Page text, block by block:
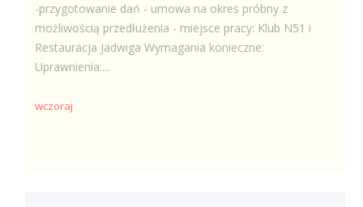
-przygotowanie dań - umowa na okres próbny z
możliwością przedłużenia - miejsce pracy: Klub N51 i
Restauracja Jadwiga Wymagania konieczne:
Uprawnienia:...
wczoraj